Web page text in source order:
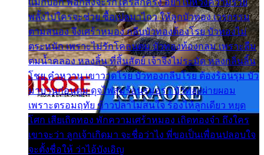
พลั้งไปใครจะช่วย ซื้อเปลมาไกว ให้ลูกบัวทอง เวรกรรม
ตามสนอง จึงเศร้าหมอง กลีบบัวทองต้องโรย บัวทองไม่
ตระหนัก เพราะไม่รักโคลนตม บัวทองท้องกลม เพราะลืม
ตมน้ำคลอง หลงลิ้น ที่สิ้นสัตย์ เจ้าจึงไม่ระมัด หลงกลิ่นลิ้น
โชย คำหวาน เขาวาดโรย บัวทองกลีบโรย ต้องร้อนรุม บัว
มาบานก่อนตูม ดุจไฟสุมร้อนรุมอุรา บัวทองผ่ายผอม
เพราะตรอมฤทัย ข้าวปลาไม่สนใจ ร้องไห้ลูกเดียว หยุด
โศก เสียเถิดทอง พักความเศร้าหมอง เถิดทองจ๋า ถึงใคร
เขาจะว่า ลูกเจ้าเกิดมา จะชื่อว่าไง พี่ขอเป็นเพื่อนปลอบใจ
จะตั้งชื่อให้ ว่าไอ้บังเอิญ